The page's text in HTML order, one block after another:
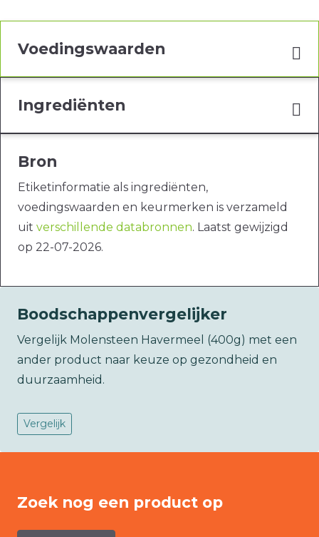
Voedingswaarden
Ingrediënten
Bron
Etiketinformatie als ingrediënten,
voedingswaarden en keurmerken is verzameld
uit verschillende databronnen. Laatst gewijzigd
op 22-07-2026.
Boodschappenvergelijker
Vergelijk Molensteen Havermeel (400g) met een
ander product naar keuze op gezondheid en
duurzaamheid.
Vergelijk
Zoek nog een product op